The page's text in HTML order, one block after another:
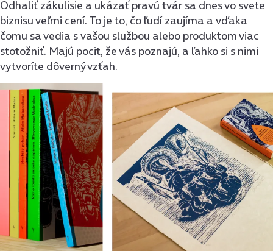
Odhaliť zákulisie a ukázať pravú tvár sa dnes vo svete
biznisu veľmi cení. To je to, čo ľudí zaujíma a vďaka
čomu sa vedia s vašou službou alebo produktom viac
stotožniť. Majú pocit, že vás poznajú, a ľahko si s nimi
vytvoríte dôverný vzťah.